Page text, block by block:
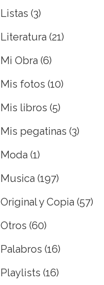
Listas (3)
Literatura (21)
Mi Obra (6)
Mis fotos (10)
Mis libros (5)
Mis pegatinas (3)
Moda (1)
Musica (197)
Original y Copia (57)
Otros (60)
Palabros (16)
Playlists (16)